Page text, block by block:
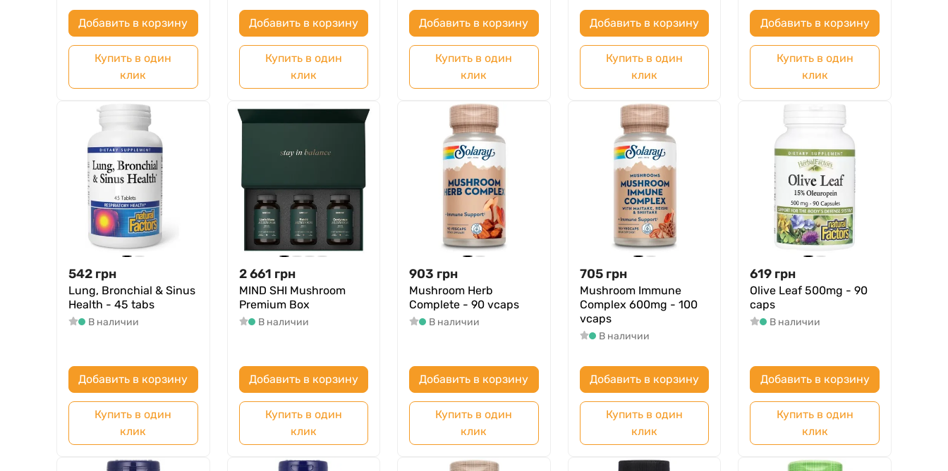
Добавить в корзину
Купить в один
клик
Добавить в корзину
Купить в один
клик
Добавить в корзину
Купить в один
клик
Добавить в корзину
Купить в один
клик
Добавить в корзину
Купить в один
клик
542 грн
Lung, Bronchial & Sinus
Health - 45 tabs
В наличии
Добавить в корзину
Купить в один
клик
2 661 грн
MIND SHI Mushroom
Premium Box
В наличии
Добавить в корзину
Купить в один
клик
903 грн
Mushroom Herb
Complete - 90 vcaps
В наличии
Добавить в корзину
Купить в один
клик
705 грн
Mushroom Immune
Complex 600mg - 100
vcaps
В наличии
Добавить в корзину
Купить в один
клик
619 грн
Olive Leaf 500mg - 90
caps
В наличии
Добавить в корзину
Купить в один
клик